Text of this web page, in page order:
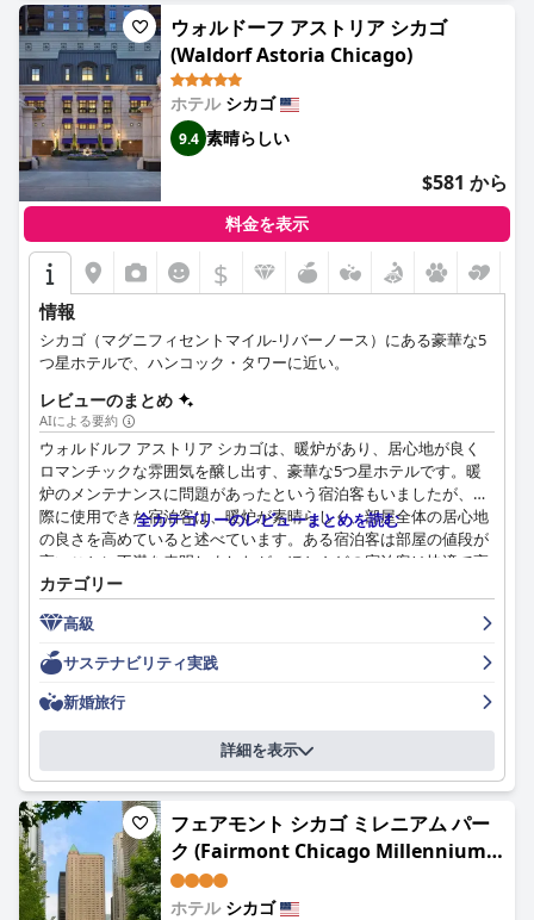
ウォルドーフ アストリア シカゴ
(Waldorf Astoria Chicago)
ホテル シカゴ
9.4 素晴らしい
$581 から
料金を表示
$
情報
シカゴ（マグニフィセントマイル-リバーノース）にある豪華な5
つ星ホテルで、ハンコック・タワーに近い。
レビューのまとめ
AIによる要約
ウォルドルフ アストリア シカゴは、暖炉があり、居心地が良く
ロマンチックな雰囲気を醸し出す、豪華な5つ星ホテルです。暖
炉のメンテナンスに問題があったという宿泊客もいましたが、実
際に使用できた宿泊客は、暖炉が素晴らしく、部屋全体の居心地
の良さを高めていると述べています。ある宿泊客は部屋の値段が
高いことに不満を表明しましたが、ほとんどの宿泊客は快適で高
級感のある体験を楽しんだようです。
全カテゴリーのレビューまとめを読む
カテゴリー
高級
サステナビリティ実践
新婚旅行
詳細を表示
フェアモント シカゴ ミレニアム パー
ク (Fairmont Chicago Millennium
Park)
ホテル シカゴ